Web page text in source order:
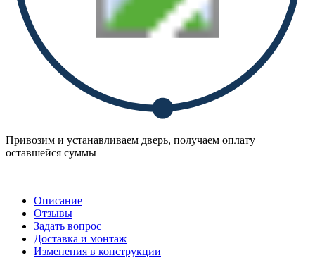
Привозим и устанавливаем дверь, получаем оплату
оставшейся суммы
Описание
Отзывы
Задать вопрос
Доставка и монтаж
Изменения в конструкции